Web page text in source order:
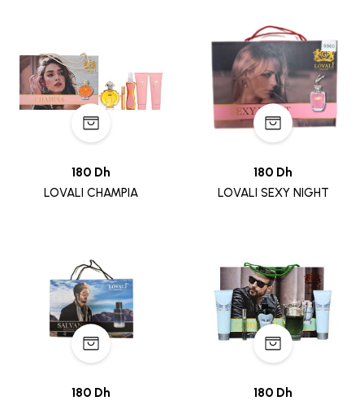
180 Dh
LOVALI CHAMPIA
180 Dh
LOVALI SEXY NIGHT
180 Dh 180 Dh